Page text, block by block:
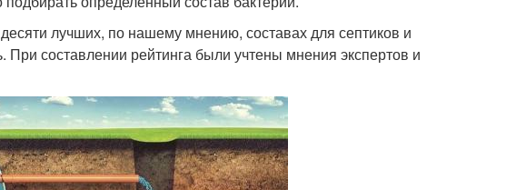
лучших, по нашему мнению, составах для септиков и
составлении рейтинга были учтены мнения экспертов и